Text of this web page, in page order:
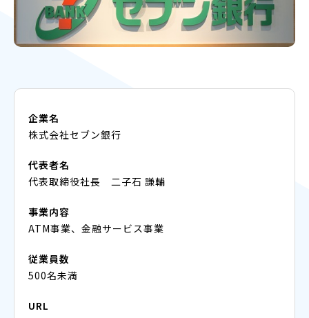
企業名
株式会社セブン銀行
代表者名
代表取締役社長 二子石 謙輔
事業内容
ATM事業、金融サービス事業
従業員数
500名未満
URL